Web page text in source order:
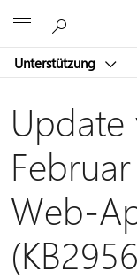
Unterstützung
Update
Web-